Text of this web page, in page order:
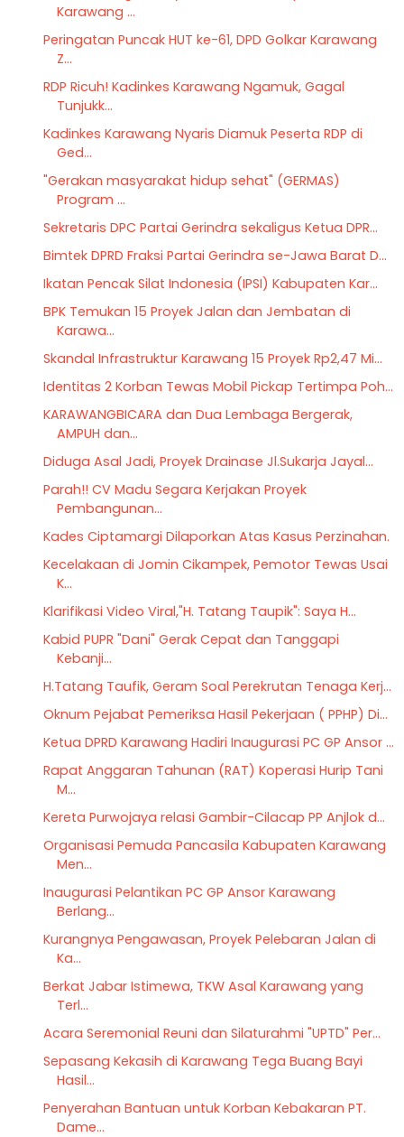
Karawang ...
Peringatan Puncak HUT ke-61, DPD Golkar Karawang
Z...
RDP Ricuh! Kadinkes Karawang Ngamuk, Gagal
Tunjukk...
Kadinkes Karawang Nyaris Diamuk Peserta RDP di
Ged...
"Gerakan masyarakat hidup sehat" (GERMAS)
Program ...
Sekretaris DPC Partai Gerindra sekaligus Ketua DPR...
Bimtek DPRD Fraksi Partai Gerindra se-Jawa Barat D...
Ikatan Pencak Silat Indonesia (IPSI) Kabupaten Kar...
BPK Temukan 15 Proyek Jalan dan Jembatan di
Karawa...
Skandal Infrastruktur Karawang 15 Proyek Rp2,47 Mi...
Identitas 2 Korban Tewas Mobil Pickap Tertimpa Poh...
KARAWANGBICARA dan Dua Lembaga Bergerak,
AMPUH dan...
Diduga Asal Jadi, Proyek Drainase Jl.Sukarja Jayal...
Parah!! CV Madu Segara Kerjakan Proyek
Pembangunan...
Kades Ciptamargi Dilaporkan Atas Kasus Perzinahan.
Kecelakaan di Jomin Cikampek, Pemotor Tewas Usai
K...
Klarifikasi Video Viral,"H. Tatang Taupik": Saya H...
Kabid PUPR "Dani" Gerak Cepat dan Tanggapi
Kebanji...
H.Tatang Taufik, Geram Soal Perekrutan Tenaga Kerj...
Oknum Pejabat Pemeriksa Hasil Pekerjaan ( PPHP) Di...
Ketua DPRD Karawang Hadiri Inaugurasi PC GP Ansor ...
Rapat Anggaran Tahunan (RAT) Koperasi Hurip Tani
M...
Kereta Purwojaya relasi Gambir-Cilacap PP Anjlok d...
Organisasi Pemuda Pancasila Kabupaten Karawang
Men...
Inaugurasi Pelantikan PC GP Ansor Karawang
Berlang...
Kurangnya Pengawasan, Proyek Pelebaran Jalan di
Ka...
Berkat Jabar Istimewa, TKW Asal Karawang yang
Terl...
Acara Seremonial Reuni dan Silaturahmi "UPTD" Per...
Sepasang Kekasih di Karawang Tega Buang Bayi
Hasil...
Penyerahan Bantuan untuk Korban Kebakaran PT.
Dame...